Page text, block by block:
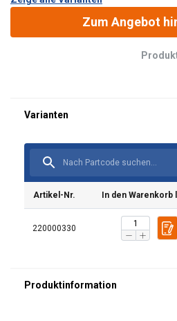
Zum Angebot
Artikel-Nr. In den Warenkorb
220000330